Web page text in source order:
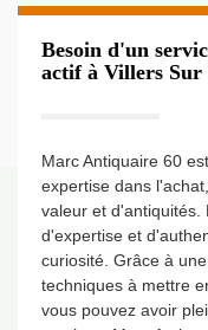
Besoin d'un
actif à Villers Sur
Marc Antiquaire 60
expertise dans
valeur et d'antiquités.
d'expertise et
curiosité. Grâce à
techniques à mettre
vous pouvez avoir